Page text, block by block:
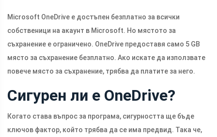
Microsoft OneDrive е достъпен безплатно за всички
собственици на акаунт в Microsoft. Но мястото за
съхранение е ограничено. OneDrive предоставя само 5 GB
място за съхранение безплатно. Ако искате да използвате
повече място за съхранение, трябва да платите за него.
Сигурен ли е OneDrive?
Когато става въпрос за програма, сигурността ще бъде
ключов фактор, който трябва да се има предвид. Така че,